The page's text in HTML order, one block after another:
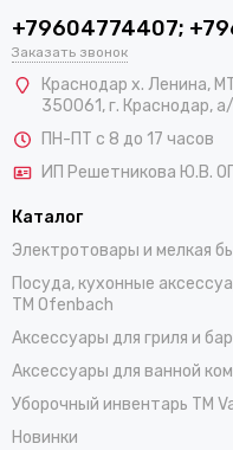
+79604774407;
Заказать звонок
Краснодар х. Ленина,
350061, г. Краснодар,
ПН-ПТ с 8 до 17 часов
ИП Решетникова Ю.В.
Каталог
Электротовары и мелкая
Посуда, кухонные
TM Ofenbach
Аксессуары для гриля и
Аксессуары для ванной
Уборочный инвентарь TM
Новинки